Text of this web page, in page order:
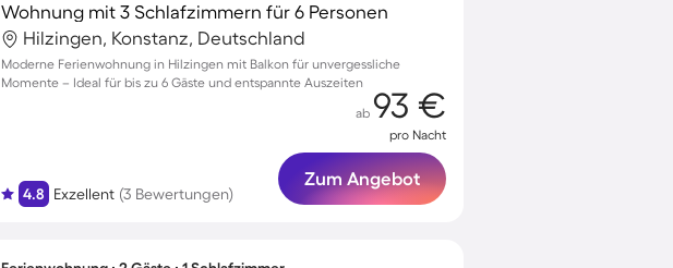
Wohnung mit 3 Schlafzimmern für 6 Personen
Hilzingen, Konstanz, Deutschland
Moderne Ferienwohnung in Hilzingen mit Balkon für unvergessliche
Momente – Ideal für bis zu 6 Gäste und entspannte Auszeiten
4.8 Exzellent (3 Bewertungen)
ab 93 €
pro Nacht
Zum Angebot